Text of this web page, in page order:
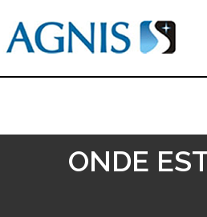
ONDE